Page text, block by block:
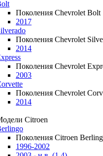
Поколения Chevrolet Bolt
2017
Поколения Chevrolet
2014
Поколения Chevrolet
2003
Поколения Chevrolet
2014
Citroen
Поколения Citroen
1996-2002